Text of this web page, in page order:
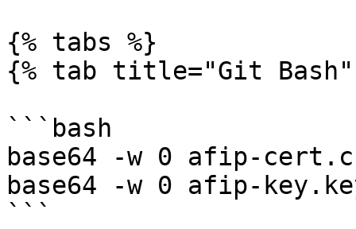
{% tabs %}
{% tab title="Git Bash"
```bash
base64 -w 0 afip-
base64 -w 0 afip-
```